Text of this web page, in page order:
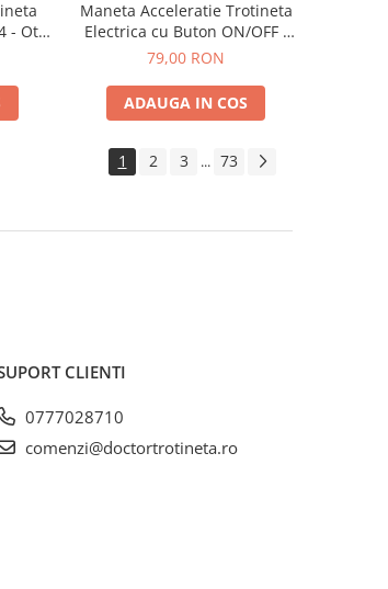
- Otel
Maneta Acceleratie Trotineta
Electrica cu Buton ON/OFF -
Control Digital 3 in 1
79,00 RON
ADAUGA IN COS
1 2 3 ... 73
CLIENTI
0777028710
comenzi@doctortrotineta.ro